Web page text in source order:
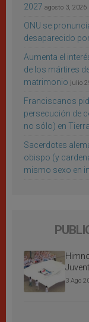
2027 agosto 3, 2026
ONU se
desaparecido
Aumenta el
de los mártires
matrimonio julio
Franciscanos
persecución de
no sólo) en
Sacerdotes
obispo (y
mismo sexo en
3 Ago